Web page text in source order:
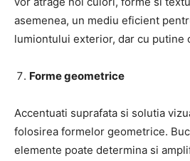
asemenea, un mediu eficient
lumiontului exterior, dar cu putine
Forme geometrice
Accentuati suprafata si solutia
folosirea formelor geometrice.
elemente poate determina si